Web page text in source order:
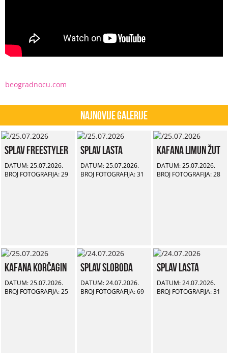
beogradnocu.com
Najnovije Galerije
Splav Freestyler
DATUM: 25.07.2026.
BROJ FOTOGRAFIJA: 29
Splav Lasta
DATUM: 25.07.2026.
BROJ FOTOGRAFIJA: 31
Kafana Limun Žut
DATUM: 25.07.2026.
BROJ FOTOGRAFIJA: 28
Kafana Korčagin
DATUM: 25.07.2026.
BROJ FOTOGRAFIJA: 25
Splav Sloboda
DATUM: 24.07.2026.
BROJ FOTOGRAFIJA: 69
Splav Lasta
DATUM: 24.07.2026.
BROJ FOTOGRAFIJA: 31